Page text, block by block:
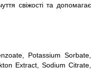
свіжості та допомагає
Potassium Sorbate,
Extract, Sodium Citrate,